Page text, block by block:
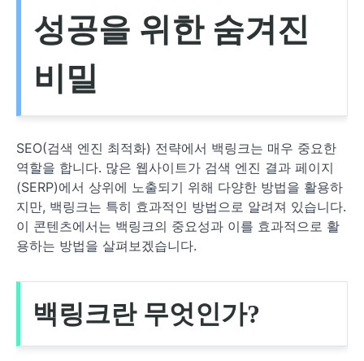
성공을 위한 숨겨진
비밀
SEO(검색 엔진 최적화) 전략에서 백링크는 매우 중요한
역할을 합니다. 많은 웹사이트가 검색 엔진 결과 페이지
(SERP)에서 상위에 노출되기 위해 다양한 방법을 활용하
지만, 백링크는 특히 효과적인 방법으로 알려져 있습니다.
이 콘텐츠에서는 백링크의 중요성과 이를 효과적으로 활
용하는 방법을 살펴보겠습니다.
백링크란 무엇인가?